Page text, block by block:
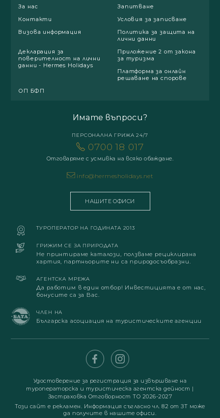
За нас
Запитване
Контакти
Условия за записване
Визова информация
Политика за защита на
лични данни
Декларация за
поверителност на лични
данни - Hermes Holidays
Приложение 2 от закона
за туризма
Платформа за онлайн
решаване на спорове
ОП БФП
Имате въпроси?
ПЕРСОНАЛНА ГРИЖА 24/7
0700 18 017
Отговаряме с усмивка на всяко обаждане.
info@hermesholidays.net
НАШИТЕ ОФИСИ
ТУРОПЕРАТОР НА ГОДИНАТА 2013
ГРИЖИМ СЕ ЗА ПРИРОДАТА
Не принтираме каталози, ползваме рециклирана
хартия, партньорите ни са природосъобразни.
АГЕНТСКА МРЕЖА
Да работим в един отбор! Инвестицията е от нас,
бонусите са за Вас.
ЧЛЕН НА
Българска асоциация на туристическите агенции
Удостоверение за регистрация за извършване на
туроператорска и туристическа агентска дейност |
Застраховка Отговорност ТО 2026-2027
Този сайт е рекламен. Информация съгласно чл. 82 от ЗТ може
да получите в нашите офиси.